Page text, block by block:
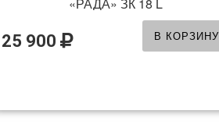
25 900 В КОРЗИНУ